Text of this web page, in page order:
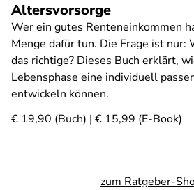
Altersvorsorge
Wer ein gutes Renteneinkommen
Menge dafür tun. Die Frage ist nur:
das richtige? Dieses Buch erklärt,
Lebensphase eine individuell
entwickeln können.
€ 19,90 (Buch) | € 15,99 (E-Book)
zum Ratgeber-